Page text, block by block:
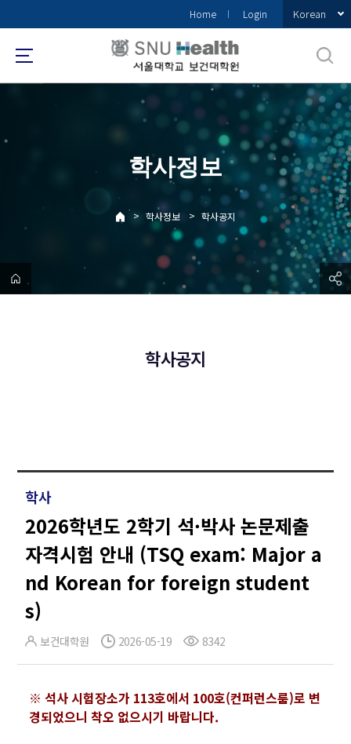
로
메
Home Login Korean
학사정보
> 학사정보 > 학사공지
학사공지
학사
2026학년도 2학기 석·박사 논문제출
자격시험 안내 (TSQ exam: Major a
nd Korean for foreign student
s)
보건대학원 2026-05-19 8342
※ 석사 시험장소가 113호에서 100호(컨퍼런스룸)로 변
경되었으니 착오 없으시기 바랍니다.